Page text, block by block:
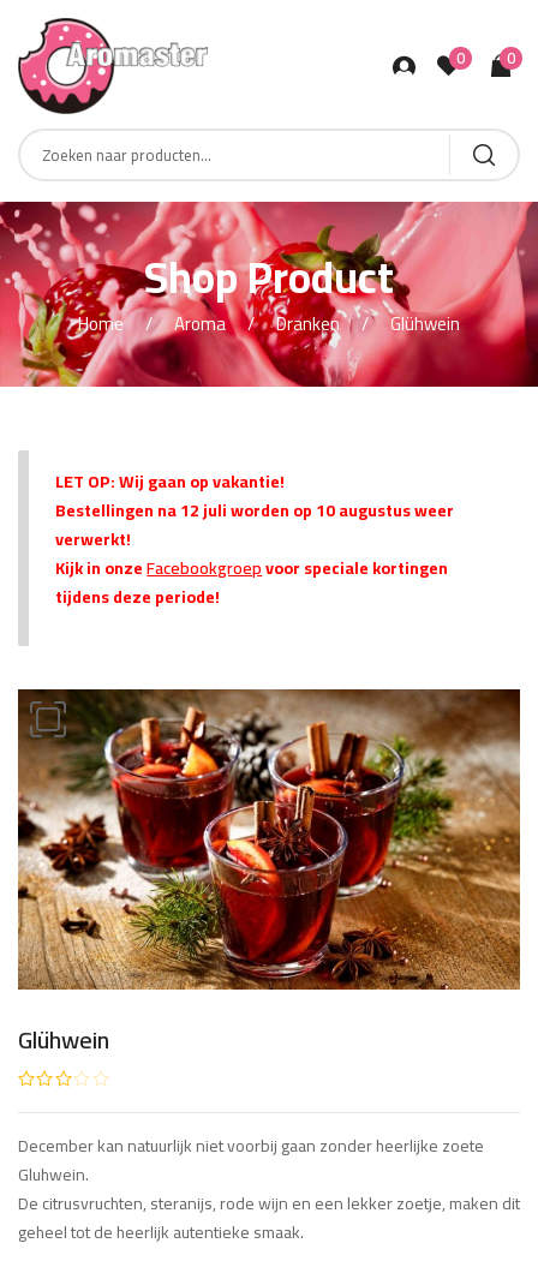
Products
search
0 0
Shop Product
Home Aroma Dranken Glühwein
LET OP: Wij gaan op vakantie!
Bestellingen na 12 juli worden op 10 augustus weer
verwerkt!
Kijk in onzeFacebookgroepvoor speciale kortingen
tijdens deze periode!
Glühwein
December kan natuurlijk niet voorbij gaan zonder heerlijke zoete
Gluhwein.
De citrusvruchten, steranijs, rode wijn en een lekker zoetje, maken dit
geheel tot de heerlijk autentieke smaak.